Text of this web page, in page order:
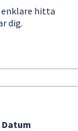
navigera
att
hitta
dig.
Datum